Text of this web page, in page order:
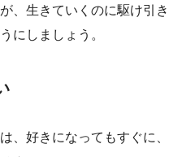
、生きていくのに駆け引き
にしましょう。
、好きになってもすぐに、